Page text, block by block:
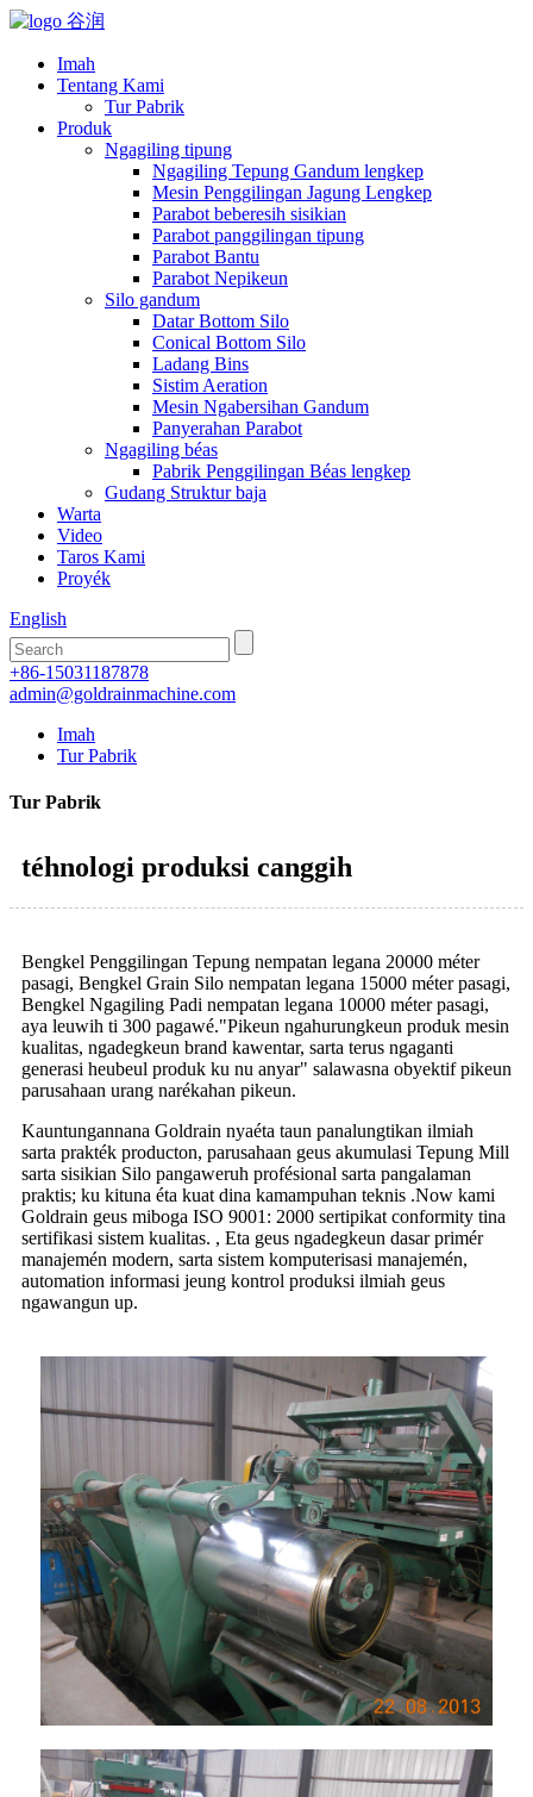
Imah
Tentang Kami
Tur Pabrik
Produk
Ngagiling tipung
Ngagiling Tepung Gandum lengkep
Mesin Penggilingan Jagung Lengkep
Parabot beberesih sisikian
Parabot panggilingan tipung
Parabot Bantu
Parabot Nepikeun
Silo gandum
Datar Bottom Silo
Conical Bottom Silo
Ladang Bins
Sistim Aeration
Mesin Ngabersihan Gandum
Panyerahan Parabot
Ngagiling béas
Pabrik Penggilingan Béas lengkep
Gudang Struktur baja
Warta
Video
Taros Kami
Proyék
English
+86-15031187878
admin@goldrainmachine.com
Imah
Tur Pabrik
Tur Pabrik
téhnologi produksi canggih
Bengkel Penggilingan Tepung nempatan legana 20000 méter
pasagi, Bengkel Grain Silo nempatan legana 15000 méter pasagi,
Bengkel Ngagiling Padi nempatan legana 10000 méter pasagi,
aya leuwih ti 300 pagawé."Pikeun ngahurungkeun produk mesin
kualitas, ngadegkeun brand kawentar, sarta terus ngaganti
generasi heubeul produk ku nu anyar" salawasna obyektif pikeun
parusahaan urang narékahan pikeun.
Kauntungannana Goldrain nyaéta taun panalungtikan ilmiah
sarta prakték producton, parusahaan geus akumulasi Tepung Mill
sarta sisikian Silo pangaweruh profésional sarta pangalaman
praktis; ku kituna éta kuat dina kamampuhan teknis .Now kami
Goldrain geus miboga ISO 9001: 2000 sertipikat conformity tina
sertifikasi sistem kualitas. , Eta geus ngadegkeun dasar primér
manajemén modern, sarta sistem komputerisasi manajemén,
automation informasi jeung kontrol produksi ilmiah geus
ngawangun up.